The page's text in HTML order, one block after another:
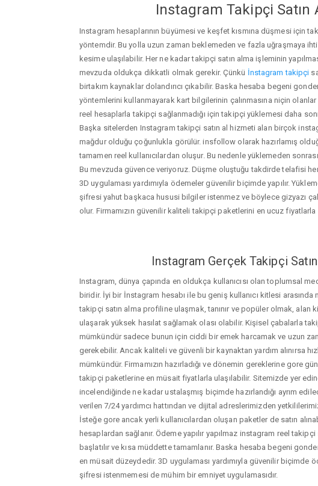
Instagram Takipçi Satın
Instagram hesaplarının büyümesi ve keşfet kısmına düşmesi için
yöntemdir. Bu yolla uzun zaman beklemeden ve fazla uğraşmaya
kesime ulaşılabilir. Her ne kadar takipçi satın alma işleminin
mevzuda oldukça dikkatli olmak gerekir. Çünkü İnstagram takipçi
birtakım kaynaklar dolandırıcı çıkabilir. Baska hesaba begeni
yöntemlerini kullanmayarak kart bilgilerinin çalınmasına niçin olanlar
reel hesaplarla takipçi sağlanmadığı için takipçi yüklemesi daha
Başka sitelerden Instagram takipçi satın al hizmeti alan birçok
mağdur olduğu çoğunlukla görülür. insfollow olarak hazırlamış
tamamen reel kullanıcılardan oluşur. Bu nedenle yüklemeden
Bu mevzuda güvence veriyoruz. Düşme oluştuğu takdirde telafisi
3D uygulaması yardımıyla ödemeler güvenilir biçimde yapılır.
şifresi yahut başkaca hususi bilgiler istenmez ve böylece gizyazı
olur. Firmamızın güvenilir kaliteli takipçi paketlerini en ucuz
Instagram Gerçek Takipçi
Instagram, dünya çapında en oldukça kullanıcısı olan toplumsal
biridir. İyi bir İnstagram hesabı ile bu geniş kullanıcı kitlesi arasında
takipçi satın alma profiline ulaşmak, tanınır ve popüler olmak, alan
ulaşarak yüksek hasılat sağlamak olası olabilir. Kişisel çabalarla
mümkündür sadece bunun için ciddi bir emek harcamak ve uzun
gerekebilir. Ancak kaliteli ve güvenli bir kaynaktan yardım alınırsa
mümkündür. Firmamızın hazırladığı ve dönemin gereklerine gore
takipçi paketlerine en müsait fiyatlarla ulaşılabilir. Sitemizde yer
incelendiğinde ne kadar ustalaşmış biçimde hazırlandığı ayrım
verilen 7/24 yardımcı hattından ve dijital adreslerimizden
İsteğe gore ancak yerli kullanıcılardan oluşan paketler de satın
hesaplardan sağlanır. Ödeme yapılır yapılmaz instagram reel
başlatılır ve kısa müddette tamamlanır. Baska hesaba begeni
en müsait düzeydedir. 3D uygulaması yardımıyla güvenilir biçimde
şifresi istenmemesi de mühim bir emniyet uygulamasıdır.